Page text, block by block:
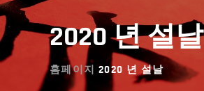
배우기
학교 생활
접촉
한국어
2020 년 설날
홈페이지 2020 년 설날